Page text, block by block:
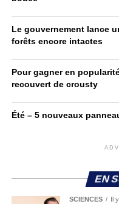
Le gouvernement lance
forêts encore intactes
Pour gagner en
recouvert de crousty
Été – 5 nouveaux
EN
SCIENCES Il